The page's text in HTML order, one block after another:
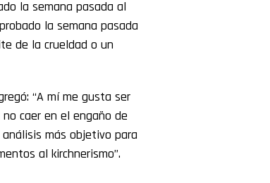
la semana pasada al
la semana pasada
de la crueldad o un
“A mí me gusta ser
caer en el engaño de
más objetivo para
al kirchnerismo”.